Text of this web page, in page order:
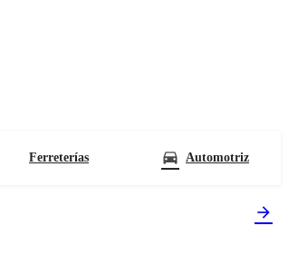
Ferreterías Automotriz